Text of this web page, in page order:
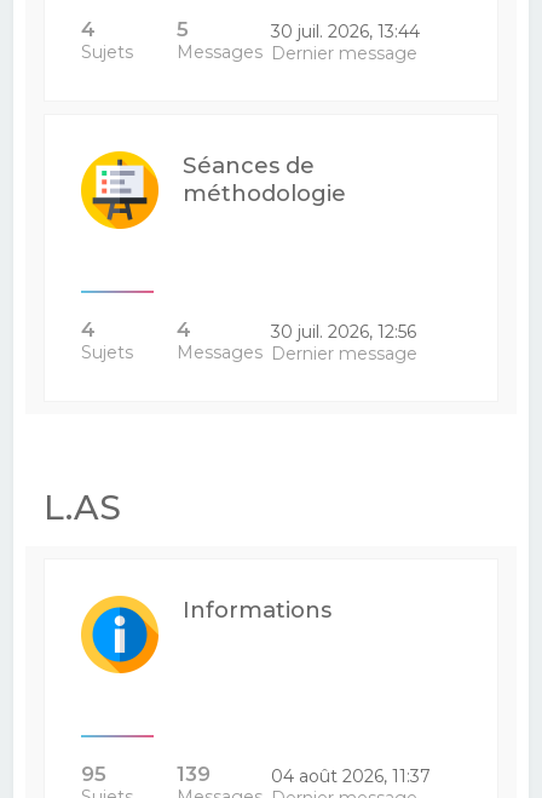
4
Sujets
5
Messages
30 juil. 2026, 13:44
Dernier message
Séances de
méthodologie
4
Sujets
4
Messages
30 juil. 2026, 12:56
Dernier message
L.AS
Informations
95 139
04 août 2026, 11:37